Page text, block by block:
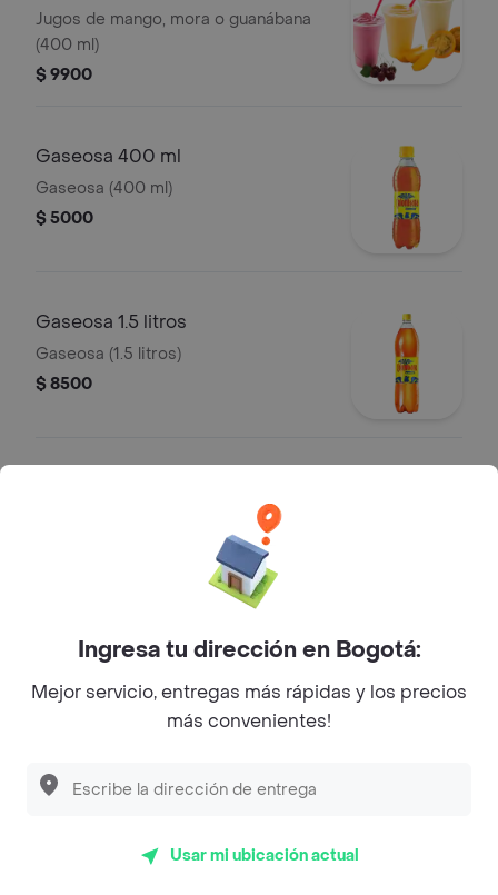
Jugos de mango, mora o guanábana
(400 ml)
$ 9900
Gaseosa 400 ml
Gaseosa (400 ml)
$ 5000
Gaseosa 1.5 litros
Gaseosa (1.5 litros)
$ 8500
Agua Saborizada H2OH! 600 ml
Agua saborizada H2OH! (600 ml)
Agua Cristal (600 ml)
Ingresa tu dirección en Bogotá:
Mejor servicio, entregas más rápidas y los precios
más convenientes!
Usar mi ubicación actual